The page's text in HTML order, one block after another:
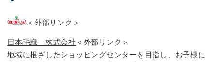
＜外部リンク＞
日本毛織 株式会社 ＜外部リンク＞
地域に根ざしたショッピングセンターを目指し、お子様に